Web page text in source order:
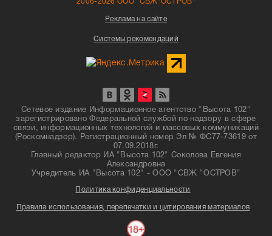
Реклама на сайте
Системы рекомендаций
Сетевое издание Информационное агентство "Высота 102"
зарегистрировано Федеральной службой по надзору в сфере
связи, информационных технологий и массовых коммуникаций
(Роскомнадзор). Регистрационный номер Эл № ФС77-73619 от
07.09.2018г.
Главный редактор ИА "Высота 102" Соколова Евгения
Александровна
Учредитель ИА "Высота 102" - ООО "СВЖ "ОСТРОВ"
Политика конфиденциальности
Правила использования, перепечатки и цитирования материалов